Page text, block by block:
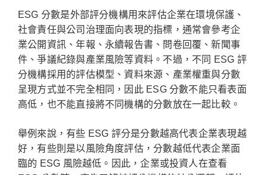
ESG 分數是外部評分機構用來評估企業在環境保護、
社會責任與公司治理面向表現的指標，通常會參考企
業公開資訊、年報、永續報告書、問卷回覆、新聞事
件、爭議紀錄與產業風險等資料。不過，不同 ESG 評
分機構採用的評估模型、資料來源、產業權重與分數
呈現方式並不完全相同，因此 ESG 分數不能只看表面
高低，也不能直接將不同機構的分數放在一起比較。
舉例來說，有些 ESG 評分是分數越高代表企業表現越
好，有些則是以風險角度評估，分數越低代表企業面
臨的 ESG 風險越低。因此，企業或投資人在查看